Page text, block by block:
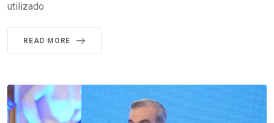
utilizado
READ MORE